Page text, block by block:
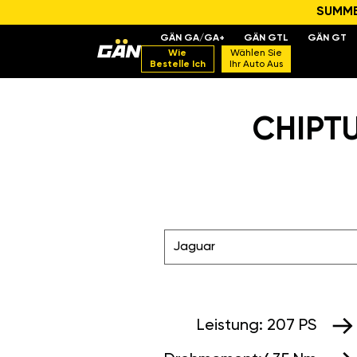
GÄN GA/GA+ GÄN GTL
GÄN GT
Wie
Bestelle Ich
Wählen Sie
Ihr Auto Aus
Jaguar
Leistung: 207 PS